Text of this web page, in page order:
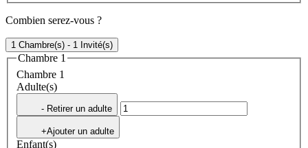
Combien serez-vous ?
1 Chambre(s) - 1 Invité(s)
Chambre 1
Chambre 1
Adulte(s)
- Retirer un adulte
+Ajouter un adulte
Enfant(s)